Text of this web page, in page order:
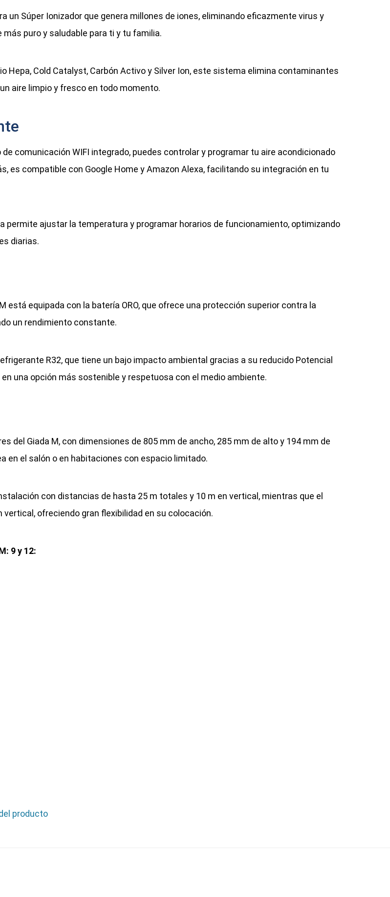
un Súper Ionizador que genera millones de iones, eliminando eficazmente virus y
puro y saludable para ti y tu familia.
Hepa, Cold Catalyst, Carbón Activo y Silver Ion, este sistema elimina contaminantes
aire limpio y fresco en todo momento.
de comunicación WIFI integrado, puedes controlar y programar tu aire acondicionado
es compatible con Google Home y Amazon Alexa, facilitando su integración en tu
permite ajustar la temperatura y programar horarios de funcionamiento, optimizando
diarias.
está equipada con la batería ORO, que ofrece una protección superior contra la
un rendimiento constante.
R32, que tiene un bajo impacto ambiental gracias a su reducido Potencial
una opción más sostenible y respetuosa con el medio ambiente.
del Giada M, con dimensiones de 805 mm de ancho, 285 mm de alto y 194 mm de
en el salón o en habitaciones con espacio limitado.
con distancias de hasta 25 m totales y 10 m en vertical, mientras que el
ofreciendo gran flexibilidad en su colocación.
9 y 12:
producto